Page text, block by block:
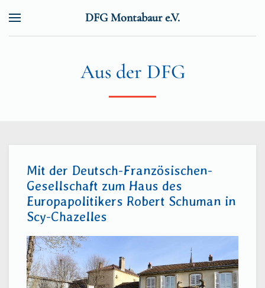
DFG Montabaur e.V.
Aus der DFG
Mit der Deutsch-Französischen-
Gesellschaft zum Haus des
Europapolitikers Robert Schuman in
Scy-Chazelles